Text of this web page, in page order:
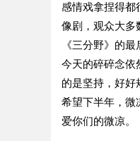
感情戏拿捏得都
像剧，观众大多
《三分野》的
今天的碎碎念依
的是坚持，好好
希望下半年，微
爱你们的微凉。